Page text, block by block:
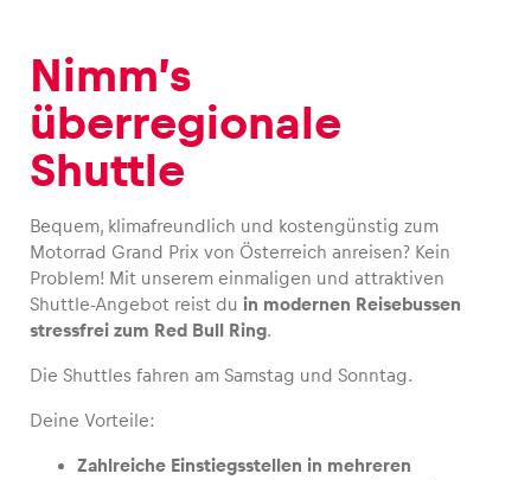
Seiten
Fahrzeug
Alle anzeigen
Nimm’s
überregionale
Shuttle
Bequem, klimafreundlich und kostengünstig zum
Motorrad Grand Prix von Österreich anreisen? Kein
Problem! Mit unserem einmaligen und attraktiven
Shuttle-Angebot reist du in modernen Reisebussen
stressfrei zum Red Bull Ring.
Die Shuttles fahren am Samstag und Sonntag.
Deine Vorteile:
Zahlreiche Einstiegsstellen in mehreren